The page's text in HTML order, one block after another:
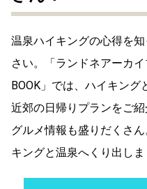
温泉ハイキングの心得を
さい。「ランドネアーカ
BOOK」では、ハイキン
近郊の日帰りプランをご
グルメ情報も盛りだくさ
キングと温泉へくり出しま